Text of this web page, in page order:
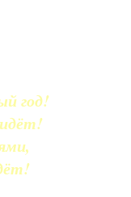
год!